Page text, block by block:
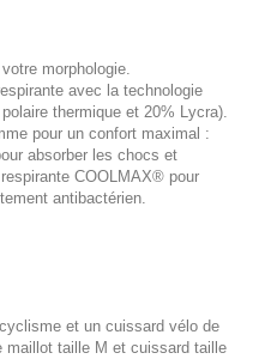
morphologie.
avec la technologie
thermique et 20% Lycra).
pour un confort maximal :
absorber les chocs et
COOLMAX® pour
antibactérien.
et un cuissard vélo de
maillot taille M et cuissard taille